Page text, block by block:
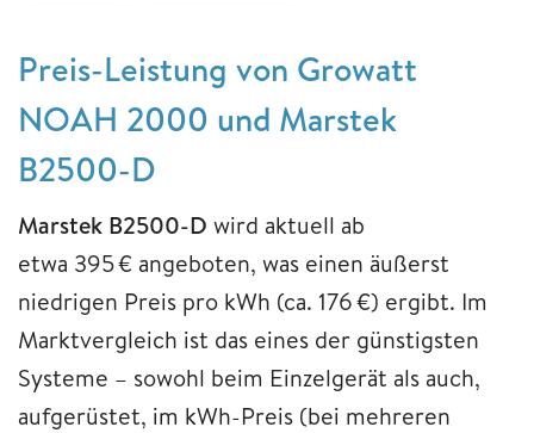
Preis-Leistung von Growatt
NOAH 2000 und Marstek
B2500-D
Marstek B2500-D wird aktuell ab
etwa 395 € angeboten, was einen äußerst
niedrigen Preis pro kWh (ca. 176 €) ergibt. Im
Marktvergleich ist das eines der günstigsten
Systeme – sowohl beim Einzelgerät als auch,
aufgerüstet, im kWh-Preis (bei mehreren